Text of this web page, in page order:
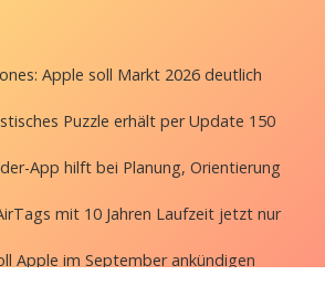
Apple soll Markt 2026 deutlich
Puzzle erhält per Update 150
App hilft bei Planung, Orientierung
mit 10 Jahren Laufzeit jetzt nur
Apple im September ankündigen